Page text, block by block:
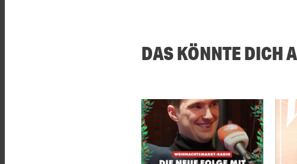
DAS KÖNNTE DICH